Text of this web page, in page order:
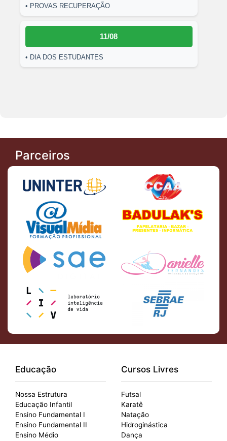
• PROVAS RECUPERAÇÃO
11/08
• DIA DOS ESTUDANTES
Parceiros
Educação
Nossa Estrutura
Educação Infantil
Ensino Fundamental I
Ensino Fundamental II
Ensino Médio
Cursos Livres
Futsal
Karatê
Natação
Hidroginástica
Dança